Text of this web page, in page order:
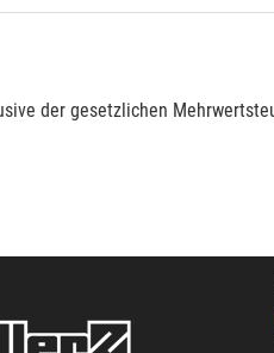
der gesetzlichen